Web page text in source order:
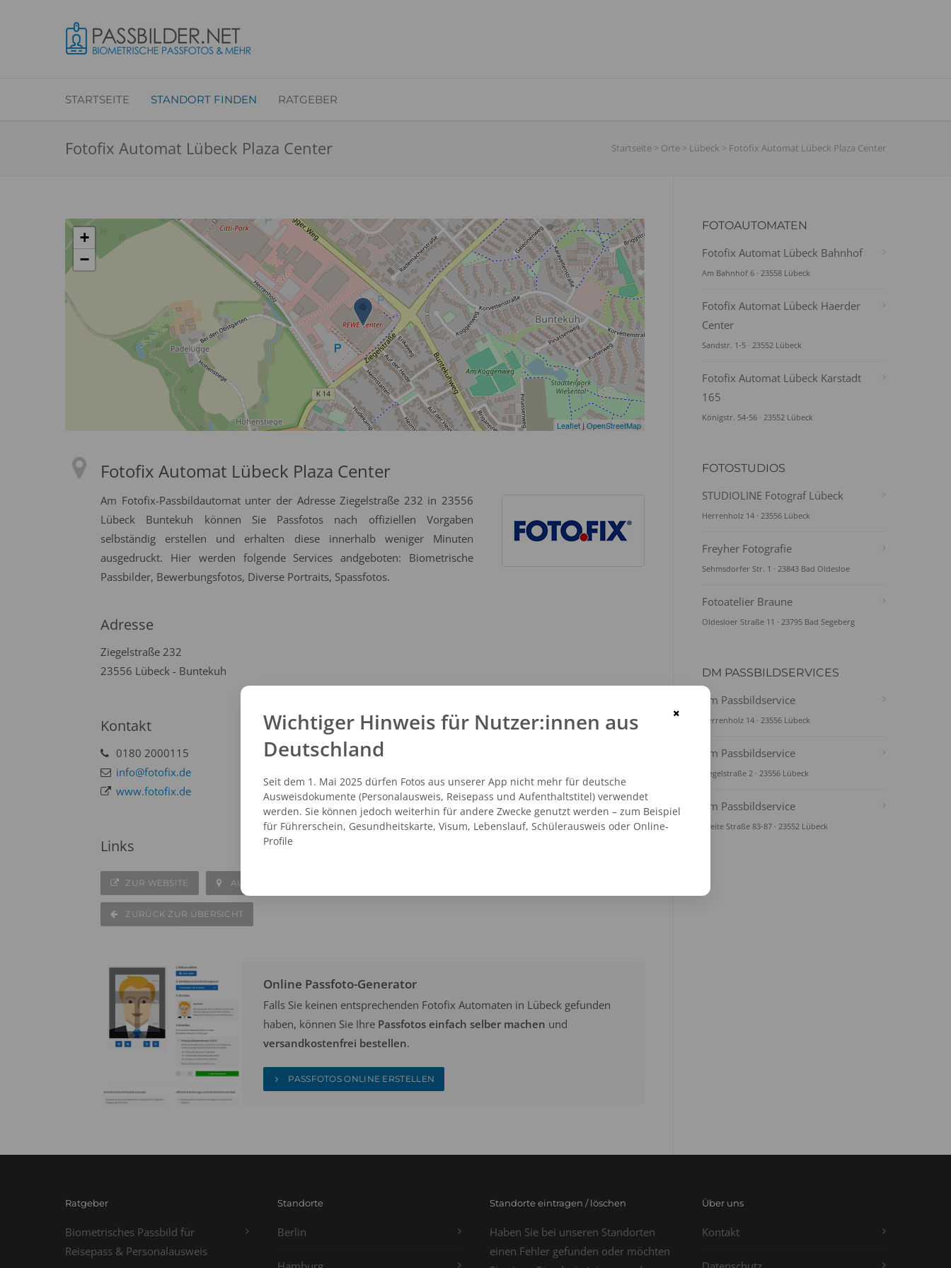
STARTSEITE STANDORT FINDEN RATGEBER
Fotofix Automat Lübeck Plaza Center Startseite > Orte > Lübeck > Fotofix Automat Lübeck Plaza Center
+
−
Leaflet|OpenStreetMap
Fotofix Automat Lübeck Plaza Center
Am Fotofix-Passbildautomat unter der Adresse Ziegelstraße 232 in 23556
Lübeck Buntekuh können Sie Passfotos nach offiziellen Vorgaben
selbständig erstellen und erhalten diese innerhalb weniger Minuten
ausgedruckt. Hier werden folgende Services andgeboten: Biometrische
Passbilder, Bewerbungsfotos, Diverse Portraits, Spassfotos.
Adresse
Ziegelstraße 232
23556 Lübeck - Buntekuh
Kontakt
0180 2000115
info@fotofix.de
www.fotofix.de
Links
ZUR WEBSITE AUF DER KARTE ANZEIGEN
ZURÜCK ZUR ÜBERSICHT
Online Passfoto-Generator
Falls Sie keinen entsprechenden Fotofix Automaten in Lübeck gefunden
haben, können Sie Ihre Passfotos einfach selber machen und
versandkostenfrei bestellen.
PASSFOTOS ONLINE ERSTELLEN
FOTOAUTOMATEN
Fotofix Automat Lübeck Bahnhof
Am Bahnhof 6 · 23558 Lübeck
Fotofix Automat Lübeck Haerder
Center
Sandstr. 1-5 · 23552 Lübeck
Fotofix Automat Lübeck Karstadt
165
Königstr. 54-56 · 23552 Lübeck
FOTOSTUDIOS
STUDIOLINE Fotograf Lübeck
Herrenholz 14 · 23556 Lübeck
Freyher Fotografie
Sehmsdorfer Str. 1 · 23843 Bad Oldesloe
Fotoatelier Braune
Oldesloer Straße 11 · 23795 Bad Segeberg
DM PASSBILDSERVICES
dm Passbildservice
Herrenholz 14 · 23556 Lübeck
dm Passbildservice
Ziegelstraße 2 · 23556 Lübeck
dm Passbildservice
Breite Straße 83-87 · 23552 Lübeck
Ratgeber
Biometrisches Passbild für
Reisepass & Personalausweis
Standorte
Berlin
Standorte eintragen / löschen
Haben Sie bei unseren Standorten
einen Fehler gefunden oder möchten
Über uns
Kontakt
×
Wichtiger Hinweis für Nutzer:innen aus
Deutschland
Seit dem 1. Mai 2025 dürfen Fotos aus unserer App nicht mehr für deutsche
Ausweisdokumente (Personalausweis, Reisepass und Aufenthaltstitel) verwendet
werden. Sie können jedoch weiterhin für andere Zwecke genutzt werden – zum Beispiel
für Führerschein, Gesundheitskarte, Visum, Lebenslauf, Schülerausweis oder Online-
Profile